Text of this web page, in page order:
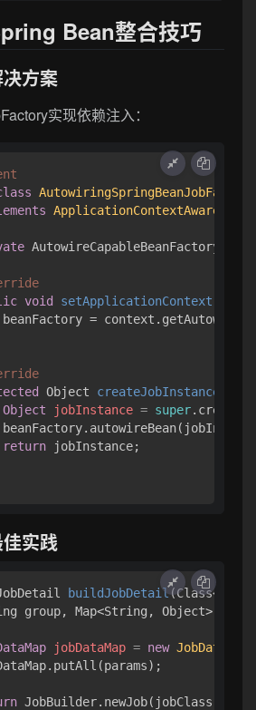
Bean整合技巧
方案
实现依赖注入：
AutowiringSpringBeanJobFactory
ApplicationContextAware
AutowireCapableBeanFactory
void setApplicationContext
=
Object createJobInstance
Object
jobInstance = super
return jobInstance;
实践
buildJobDetail(Class<?
group, Map<String, Object>
jobDataMap = new JobDataMap
JobBuilder.newJob(jobClass)